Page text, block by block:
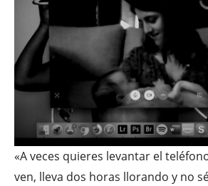
«A veces quieres levantar el
ven, lleva dos horas llorando y no